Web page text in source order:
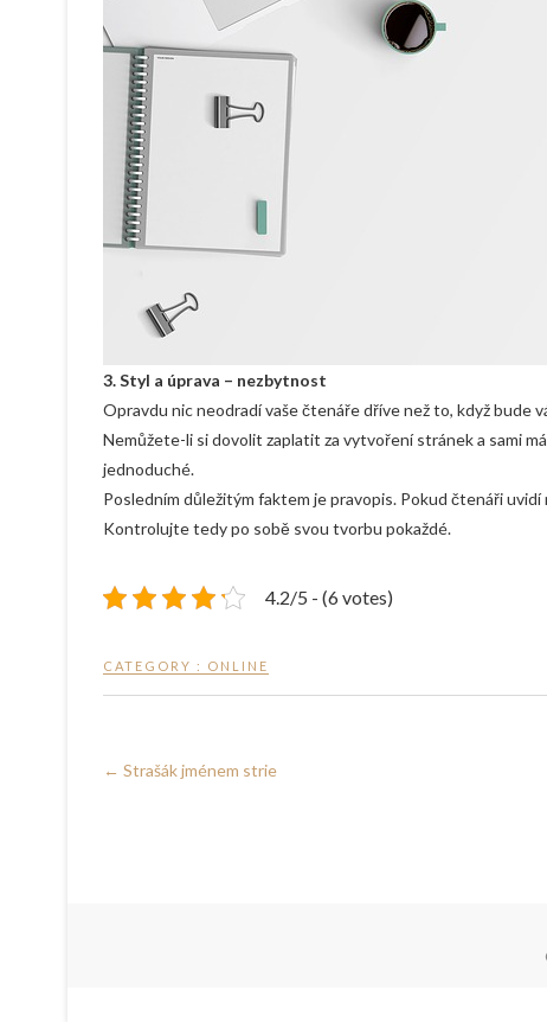
3.Styl a úprava – nezbytnost
Opravdu nic neodradí vaše čtenáře dříve než to, když bude
Nemůžete-li si dovolit zaplatit za vytvoření stránek a sami
jednoduché.
Posledním důležitým faktem je pravopis. Pokud čtenáři
Kontrolujte tedy po sobě svou tvorbu pokaždé.
4.2/5 - (6 votes)
CATEGORY : ONLINE
← Strašák jménem strie